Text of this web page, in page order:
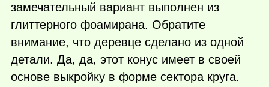
замечательный вариант выполнен из
глиттерного фоамирана. Обратите
внимание, что деревце сделано из одной
детали. Да, да, этот конус имеет в своей
основе выкройку в форме сектора круга.